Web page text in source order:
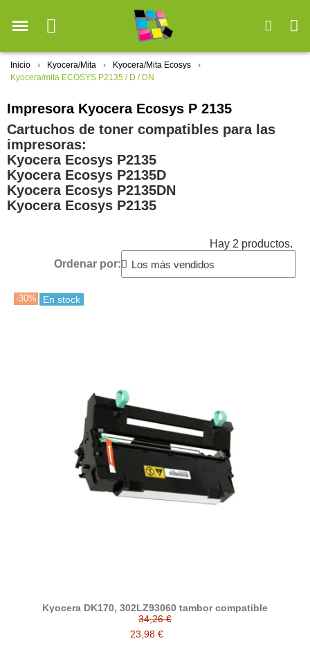
Inicio Kyocera/Mita
Kyocera/Mita Ecosys
Kyocera/mita ECOSYS P2135 / D / DN
Impresora Kyocera Ecosys P 2135
Cartuchos de toner compatibles para las
impresoras:
Kyocera Ecosys P2135
Kyocera Ecosys P2135D
Kyocera Ecosys P2135DN
Kyocera Ecosys P2135
Hay 2 productos.
Ordenar por:
-30% En stock
Kyocera DK170, 302LZ93060 tambor compatible
34,26 €
23,98 €